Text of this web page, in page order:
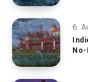
6.